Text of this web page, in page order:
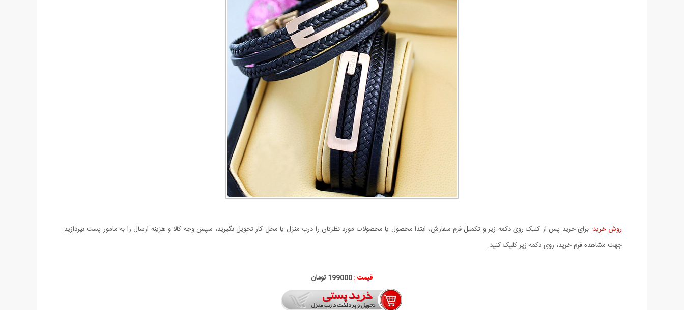
روش خرید: برای خرید پس از کلیک روی دکمه زیر و تکمیل فرم سفارش، ابتدا محصول یا محصولات مورد نظرتان را درب منزل یا محل کار تحویل بگیرید، سپس وجه کالا و هزینه ارسال را به مامور پست بپردازید.
جهت مشاهده فرم خرید، روی دکمه زیر کلیک کنید.
قیمت :199000 تومان